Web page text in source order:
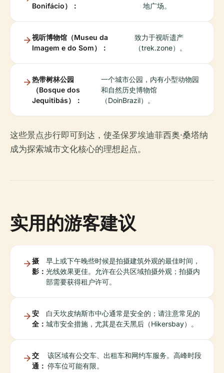
Bonifácio）： 地广场。
视听博物馆（Museu da
Imagem e do Som）：
致力于视听遗产
（trek.zone）。
热带树林公园
（Bosque dos
Jequitibás）：
一个城市公园，内有小型动物园
和自然历史博物馆
（DoinBrazil）。
这些景点步行即可到达，使圣保罗埃迪菲西奥·桑塔纳
成为探索城市文化核心的理想起点。
实用的游客建议
摄
影：
早上或下午晚些时候是拍摄建筑外观的最佳时间，
光线效果更佳。允许在公共区域拍摄外观；拍摄内
部需要获得租户许可。
安
全：
白天坎皮纳斯市中心通常是安全的；请注意常见的
城市安全措施，尤其是在天黑后（Hikersbay）。
交
通：
该区域有公交车、出租车和网约车服务。高峰时段
停车位可能有限。